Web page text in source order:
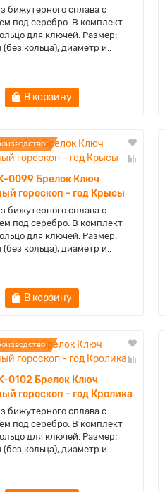
бижутерного сплава с
под серебро. В комплект
для ключей. Размер:
кольца), диаметр и..
В корзину
0099 Брелок Ключ
гороскоп - год Крысы
бижутерного сплава с
под серебро. В комплект
для ключей. Размер:
кольца), диаметр и..
В корзину
0102 Брелок Ключ
гороскоп - год Кролика
бижутерного сплава с
под серебро. В комплект
для ключей. Размер:
кольца), диаметр и..